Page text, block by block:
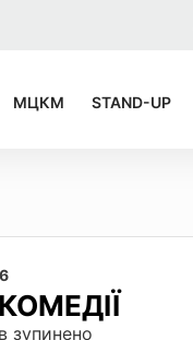
МЦКМ STAND-UP
зупинено